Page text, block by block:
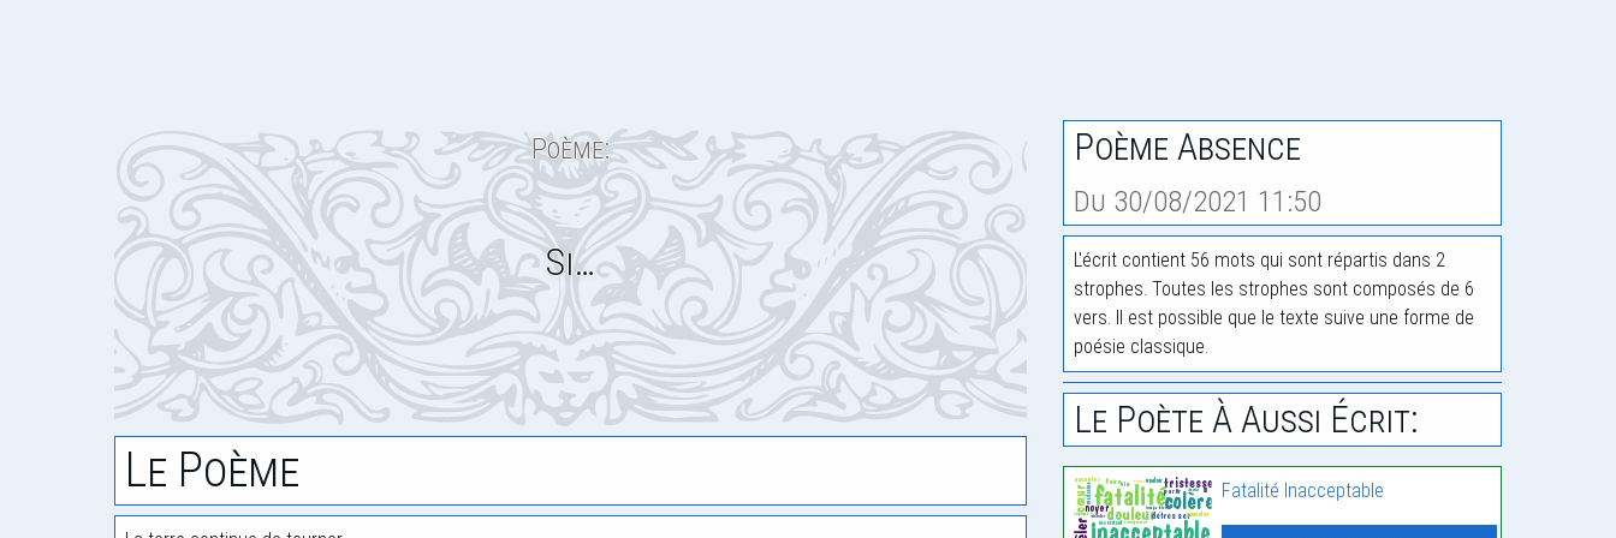
Poème:
Si…
Le Poème
Poème Absence
Du 30/08/2021 11:50
L'écrit contient 56 mots qui sont répartis dans 2
strophes. Toutes les strophes sont composés de 6
vers. Il est possible que le texte suive une forme de
poésie classique.
Le Poète À Aussi Écrit:
Fatalité Inacceptable